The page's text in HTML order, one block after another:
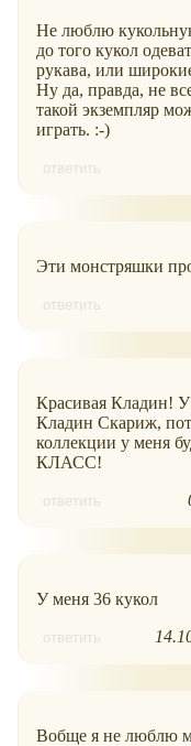
Не люблю
до того кукол
рукава, или
Ну да, правда, не
такой экземпляр
играть. :-)
ответить
Эти монстряшки
ответить
Красивая Кладин! У
Кладин Скариж,
коллекции у меня
КЛАСС!
ответить
У меня 36 кукол
ответить
Вобще я не люблю